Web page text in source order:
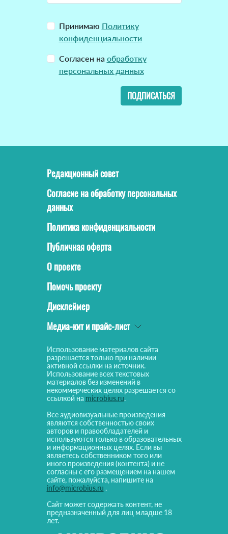
Принимаю Политику
конфиденциальности
Согласен на обработку
персональных данных
ПОДПИСАТЬСЯ
Редакционный совет
Согласие на обработку персональных
данных
Политика конфиденциальности
Публичная оферта
О проекте
Помочь проекту
Дисклеймер
Медиа-кит и прайс-лист
Использование материалов сайта
разрешается только при наличии
активной ссылки на источник.
Использование всех текстовых
материалов без изменений в
некоммерческих целях разрешается со
ссылкой на microbius.ru.
Все аудиовизуальные произведения
являются собственностью своих
авторов и правообладателей и
используются только в образовательных
и информационных целях. Если вы
являетесь собственником того или
иного произведения (контента) и не
согласны с его размещением на нашем
сайте, пожалуйста, напишите на
info@microbius.ru .
Сайт может содержать контент, не
предназначенный для лиц младше 18
лет.